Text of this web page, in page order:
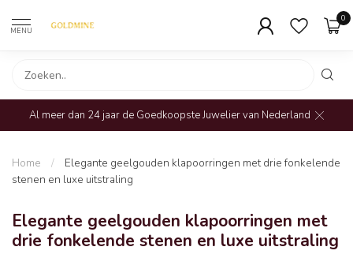
MENU
0
Al meer dan 24 jaar de Goedkoopste Juwelier van Nederland
Home /
Elegante geelgouden klapoorringen met drie fonkelende
stenen en luxe uitstraling
Elegante geelgouden klapoorringen met
drie fonkelende stenen en luxe uitstraling